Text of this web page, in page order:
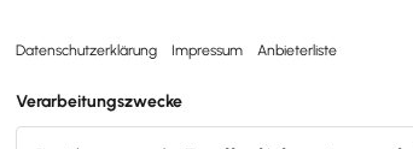
eine Provision?